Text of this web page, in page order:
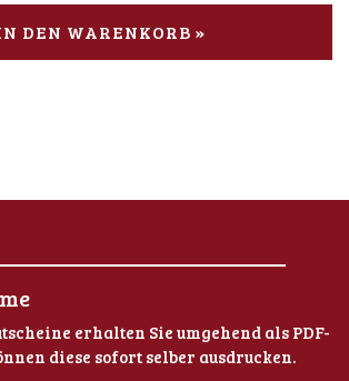
DEN WARENKORB »
erhalten Sie umgehend als PDF-
diese sofort selber ausdrucken.